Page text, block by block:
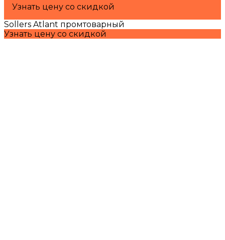
Узнать цену со скидкой
Sollers Atlant промтоварный
Узнать цену со скидкой